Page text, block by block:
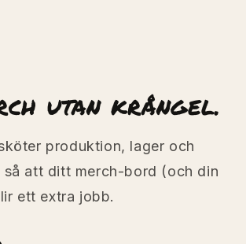
utan krångel.
produktion, lager och
så att ditt merch-bord (och din
ett extra jobb.